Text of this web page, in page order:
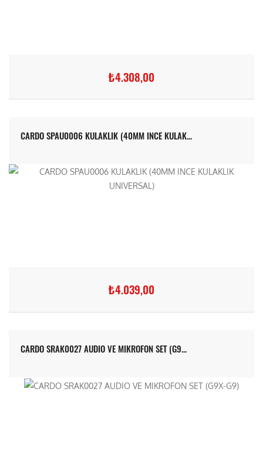
₺4.308,00
CARDO SPAU0006 KULAKLIK (40MM INCE KULAK...
₺4.039,00
CARDO SRAK0027 AUDIO VE MIKROFON SET (G9...